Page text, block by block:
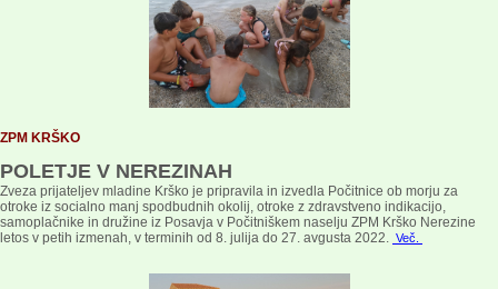
ZPM KRŠKO
POLETJE V NEREZINAH
Zveza prijateljev mladine Krško je pripravila in izvedla Počitnice ob morju za
otroke iz socialno manj spodbudnih okolij, otroke z zdravstveno indikacijo,
samoplačnike in družine iz Posavja v Počitniškem naselju ZPM Krško Nerezine
letos v petih izmenah, v terminih od 8. julija do 27. avgusta 2022. Več.